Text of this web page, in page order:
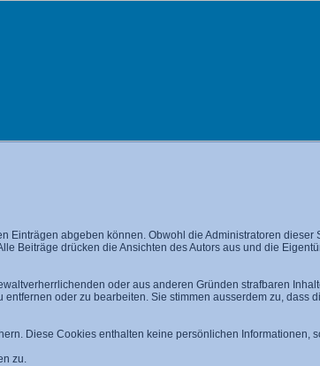
Einträgen abgeben können. Obwohl die Administratoren
Beiträge drücken die Ansichten des Autors aus und die
oder aus anderen Gründen strafbaren
oder zu bearbeiten. Sie stimmen ausserdem zu, dass
Diese Cookies enthalten keine persönlichen Informationen,
zu.